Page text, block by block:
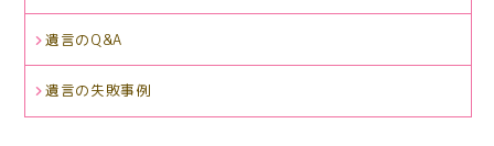
遺言のQ&A
遺言の失敗事例